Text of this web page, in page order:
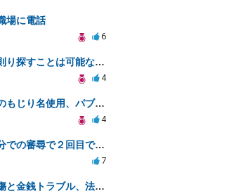
場に電話
6
人の住所を法に則り探すことは可能なのか？
4
プロ野球ゲームのもじり名使用、パブリシティ権の影響は？
4
開示請求の仮処分での審尋で２回目で終わらない場合どうしたらいいですか
7
SNSでの誹謗中傷と金銭トラブル、法的対応の相談